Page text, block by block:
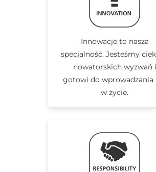
Innowacje to nasza
specjalność. Jesteśmy
nowatorskich wyzwań i
gotowi do wprowadzania
w życie.